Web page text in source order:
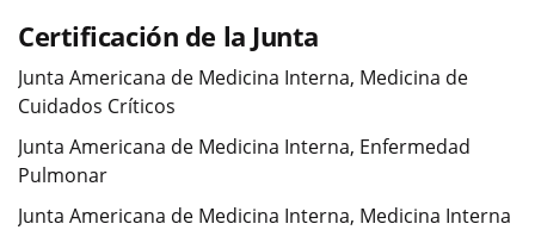
Certificación de la Junta
Junta Americana de Medicina Interna, Medicina de
Cuidados Críticos
Junta Americana de Medicina Interna, Enfermedad
Pulmonar
Junta Americana de Medicina Interna, Medicina Interna